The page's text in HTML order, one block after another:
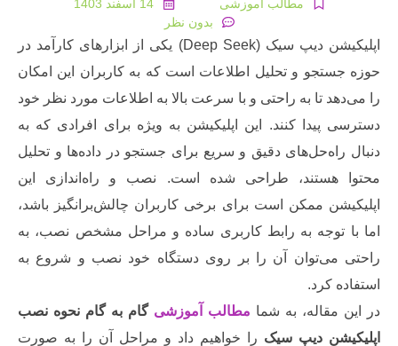
مطالب آموزشی
بدون نظر
اپلیکیشن دیپ سیک (Deep Seek) یکی از ابزارهای کارآمد در
و تحلیل اطلاعات است که به کاربران این امکان
تا به راحتی و با سرعت بالا به اطلاعات مورد نظر خود
پیدا کنند. این اپلیکیشن به ویژه برای افرادی که به
دقیق و سریع برای جستجو در داده‌ها و تحلیل
هستند، طراحی شده است. نصب و راه‌اندازی این
ممکن است برای برخی کاربران چالش‌برانگیز باشد،
توجه به رابط کاربری ساده و مراحل مشخص نصب، به
می‌توان آن را بر روی دستگاه خود نصب و شروع به
کرد.
مقاله، به شمامطالب آموزشی
گام به گام نحوه نصب
دیپ سیکرا خواهیم داد و مراحل آن را به صورت